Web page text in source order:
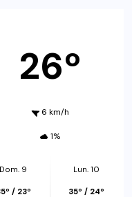
26º
6 km/h
1%
Dom. 9
/ 23º
Lun. 10
35º / 24º